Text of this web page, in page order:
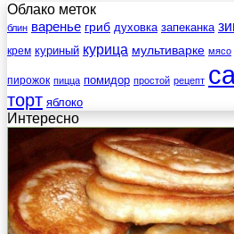
Облако меток
блин варенье гриб духовка запеканка
крем куриный курица мультиварке мясо
пирожок пицца помидор простой рецепт
торт яблоко
Интересно